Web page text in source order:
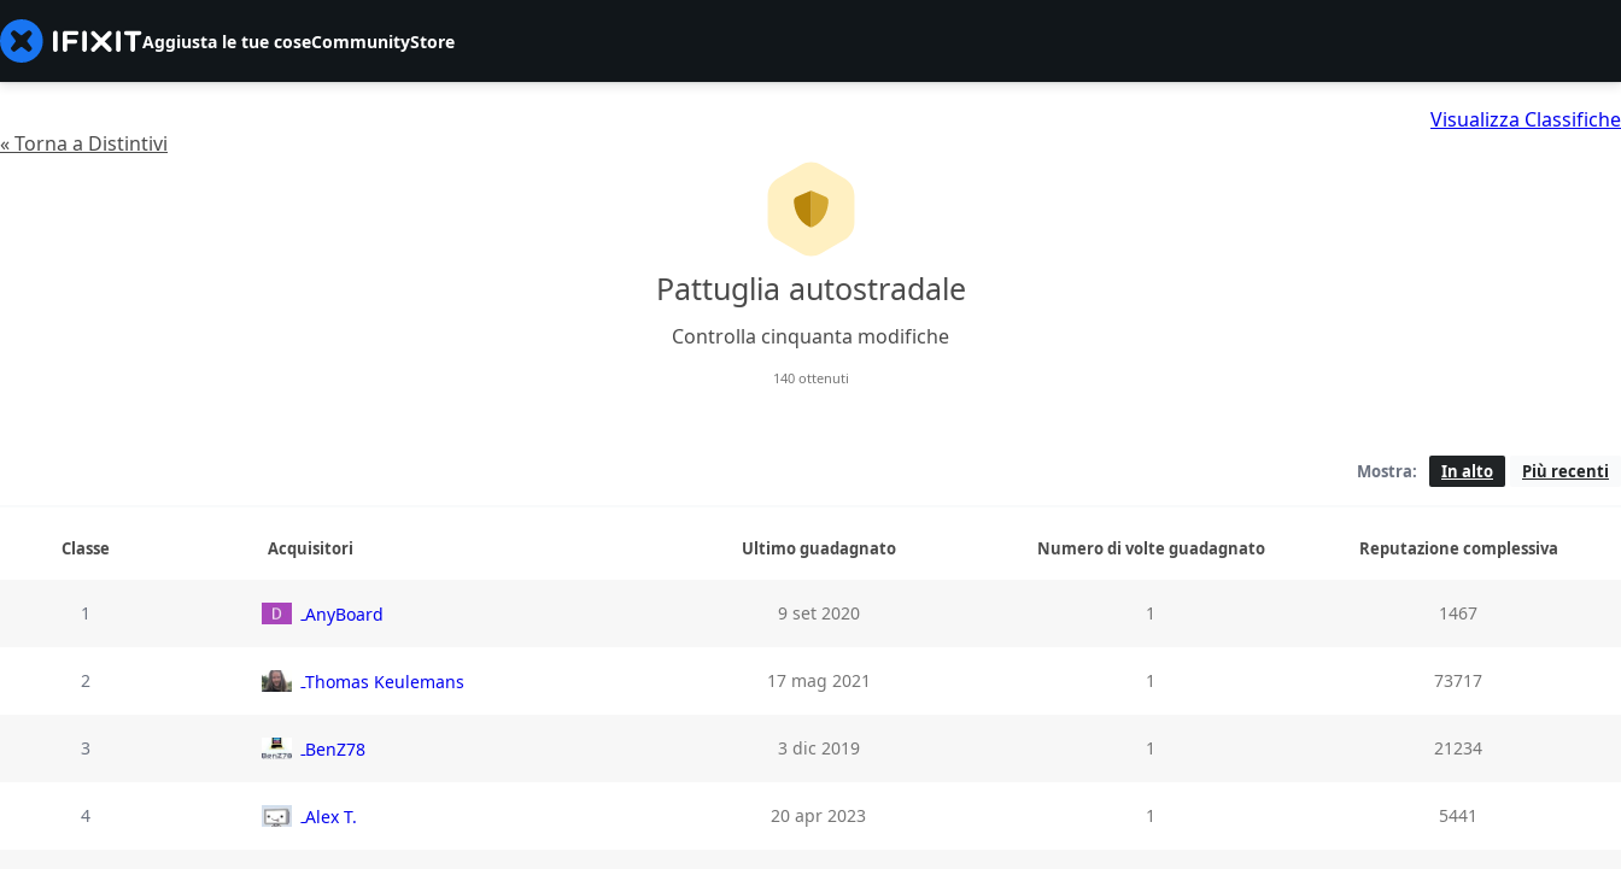
Aggiusta le tue coseCommunityStore
« Torna a Distintivi
Visualizza Classifiche
Pattuglia autostradale
Controlla cinquanta modifiche
140 ottenuti
Mostra: In alto Più recenti
Classe Acquisitori Ultimo guadagnato Numero di volte guadagnato Reputazione complessiva
1 AnyBoard 9 set 2020 1 1467
2 Thomas Keulemans 17 mag 2021 1 73717
3 BenZ78 3 dic 2019 1 21234
4 Alex T. 20 apr 2023 1 5441